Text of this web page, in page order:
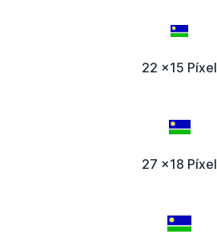
22 x15 Píxel
27 x18 Píxel